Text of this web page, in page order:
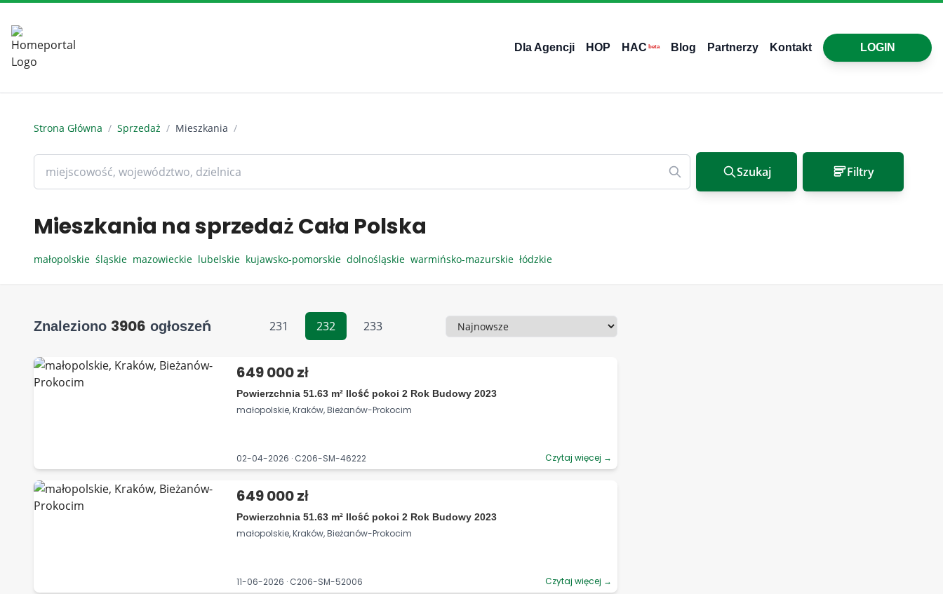
Dla Agencji HOP HAC beta Blog Partnerzy Kontakt LOGIN
Strona Główna / Sprzedaż / Mieszkania /
Szukaj Filtry
Mieszkania na sprzedaż Cała Polska
małopolskie śląskie mazowieckie lubelskie kujawsko-pomorskie dolnośląskie warmińsko-mazurskie łódzkie
Znaleziono 3906 ogłoszeń 231 232 233 Sortowanie
649 000 zł
Powierzchnia 51.63 m² Ilość pokoi 2 Rok Budowy 2023
małopolskie, Kraków, Bieżanów-Prokocim
02-04-2026 · C206-SM-46222 Czytaj więcej →
649 000 zł
Powierzchnia 51.63 m² Ilość pokoi 2 Rok Budowy 2023
małopolskie, Kraków, Bieżanów-Prokocim
11-06-2026 · C206-SM-52006 Czytaj więcej →